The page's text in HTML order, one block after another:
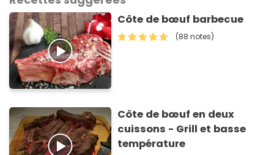
Côte de bœuf barbecue
(88 notes)
Côte de bœuf en deux
cuissons - Grill et basse
température